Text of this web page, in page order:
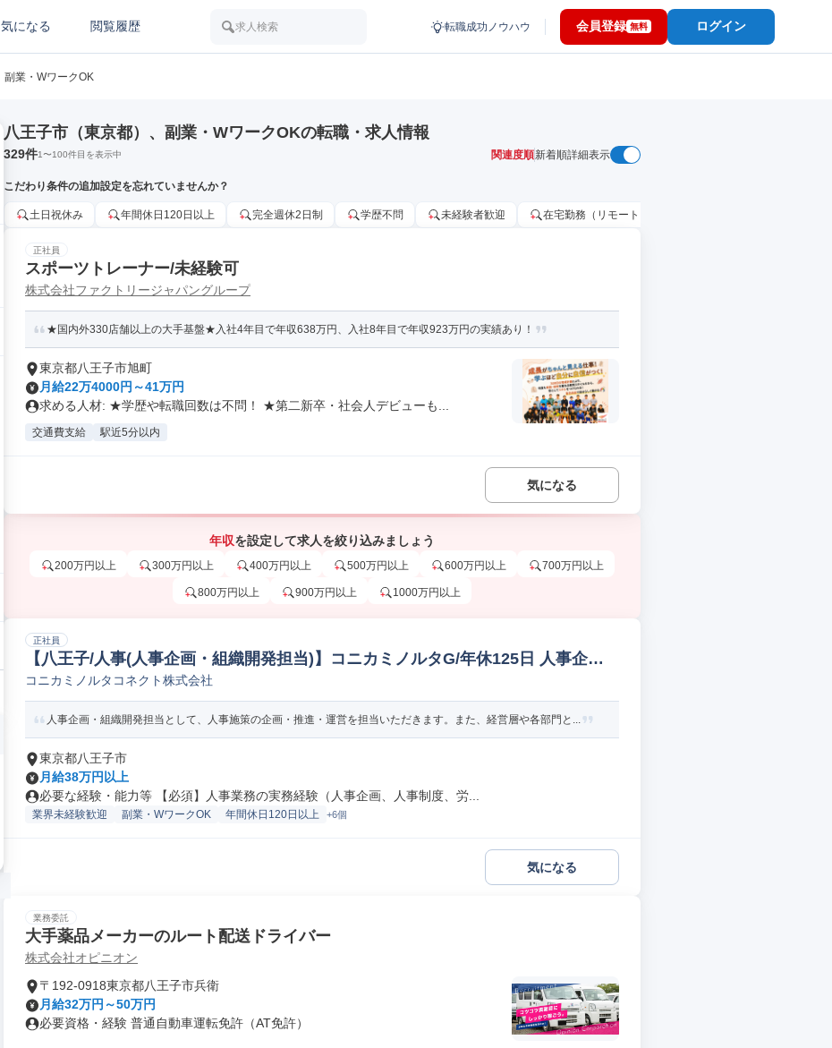
気になる 閲覧履歴 求人検索 転職成功ノウハウ 会員登録 無料 ログイン
副業・WワークOK
八王子市（東京都）、副業・WワークOKの転職・求人情報
329件1〜100件目を表示中 関連度順新着順詳細表示
こだわり条件の追加設定を忘れていませんか？
土日祝休み 年間休日120日以上 完全週休2日制 学歴不問 未経験者歓迎 在宅勤務（リモートワーク）OK
正社員
スポーツトレーナー/未経験可
株式会社ファクトリージャパングループ
★国内外330店舗以上の大手基盤★入社4年目で年収638万円、入社8年目で年収923万円の実績あり！
東京都八王子市旭町
月給22万4000円～41万円
求める人材: ★学歴や転職回数は不問！ ★第二新卒・社会人デビューも...
交通費支給 駅近5分以内
気になる
年収を設定して求人を絞り込みましょう
200万円以上 300万円以上 400万円以上 500万円以上 600万円以上 700万円以上
800万円以上 900万円以上 1000万円以上
正社員
【八王子/人事(人事企画・組織開発担当)】コニカミノルタG/年休125日 人事企画/
制度設計
コニカミノルタコネクト株式会社
人事企画・組織開発担当として、人事施策の企画・推進・運営を担当いただきます。また、経営層や各部門と...
東京都八王子市
月給38万円以上
必要な経験・能力等 【必須】人事業務の実務経験（人事企画、人事制度、労...
業界未経験歓迎 副業・WワークOK 年間休日120日以上 +6個
気になる
業務委託
大手薬品メーカーのルート配送ドライバー
株式会社オピニオン
〒192-0918東京都八王子市兵衛
月給32万円～50万円
必要資格・経験 普通自動車運転免許（AT免許）